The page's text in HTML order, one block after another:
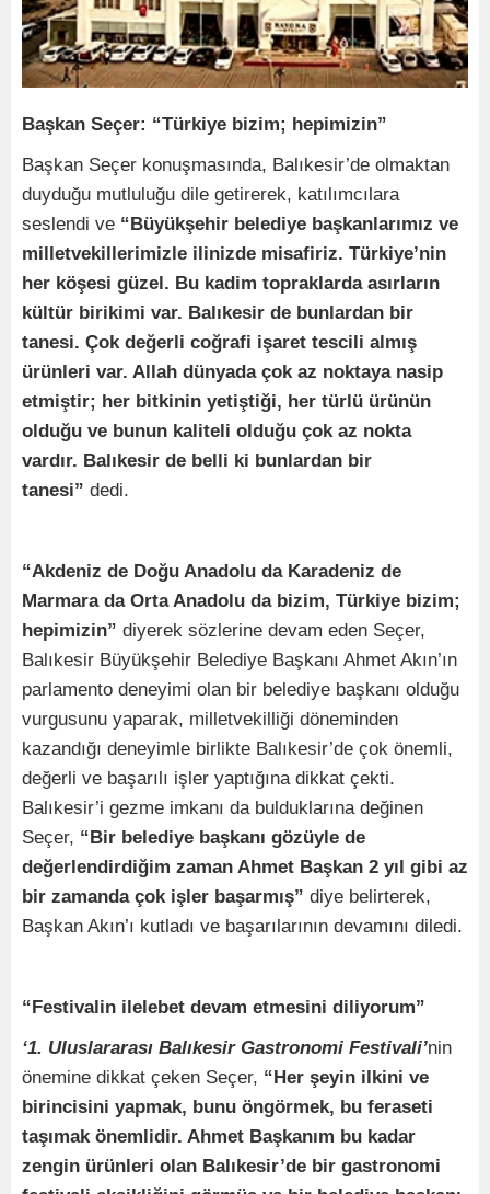
Başkan Seçer: “Türkiye bizim; hepimizin”
Başkan Seçer konuşmasında, Balıkesir’de olmaktan
duyduğu mutluluğu dile getirerek, katılımcılara
seslendi ve “Büyükşehir belediye başkanlarımız ve
milletvekillerimizle ilinizde misafiriz. Türkiye’nin
her köşesi güzel. Bu kadim topraklarda asırların
kültür birikimi var. Balıkesir de bunlardan bir
tanesi. Çok değerli coğrafi işaret tescili almış
ürünleri var. Allah dünyada çok az noktaya nasip
etmiştir; her bitkinin yetiştiği, her türlü ürünün
olduğu ve bunun kaliteli olduğu çok az nokta
vardır. Balıkesir de belli ki bunlardan bir
tanesi” dedi.
“Akdeniz de Doğu Anadolu da Karadeniz de
Marmara da Orta Anadolu da bizim, Türkiye bizim;
hepimizin” diyerek sözlerine devam eden Seçer,
Balıkesir Büyükşehir Belediye Başkanı Ahmet Akın’ın
parlamento deneyimi olan bir belediye başkanı olduğu
vurgusunu yaparak, milletvekilliği döneminden
kazandığı deneyimle birlikte Balıkesir’de çok önemli,
değerli ve başarılı işler yaptığına dikkat çekti.
Balıkesir’i gezme imkanı da bulduklarına değinen
Seçer, “Bir belediye başkanı gözüyle de
değerlendirdiğim zaman Ahmet Başkan 2 yıl gibi az
bir zamanda çok işler başarmış” diye belirterek,
Başkan Akın’ı kutladı ve başarılarının devamını diledi.
“Festivalin ilelebet devam etmesini diliyorum”
‘1. Uluslararası Balıkesir Gastronomi Festivali’nin
önemine dikkat çeken Seçer, “Her şeyin ilkini ve
birincisini yapmak, bunu öngörmek, bu feraseti
taşımak önemlidir. Ahmet Başkanım bu kadar
zengin ürünleri olan Balıkesir’de bir gastronomi